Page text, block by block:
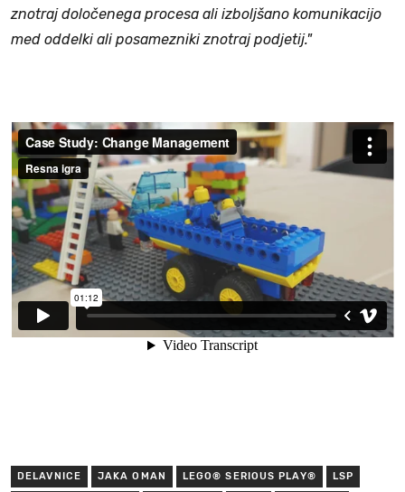
znotraj določenega procesa ali izboljšano komunikacijo
med oddelki ali posamezniki znotraj podjetij."
DELAVNICE JAKA OMAN LEGO® SERIOUS PLAY® LSP